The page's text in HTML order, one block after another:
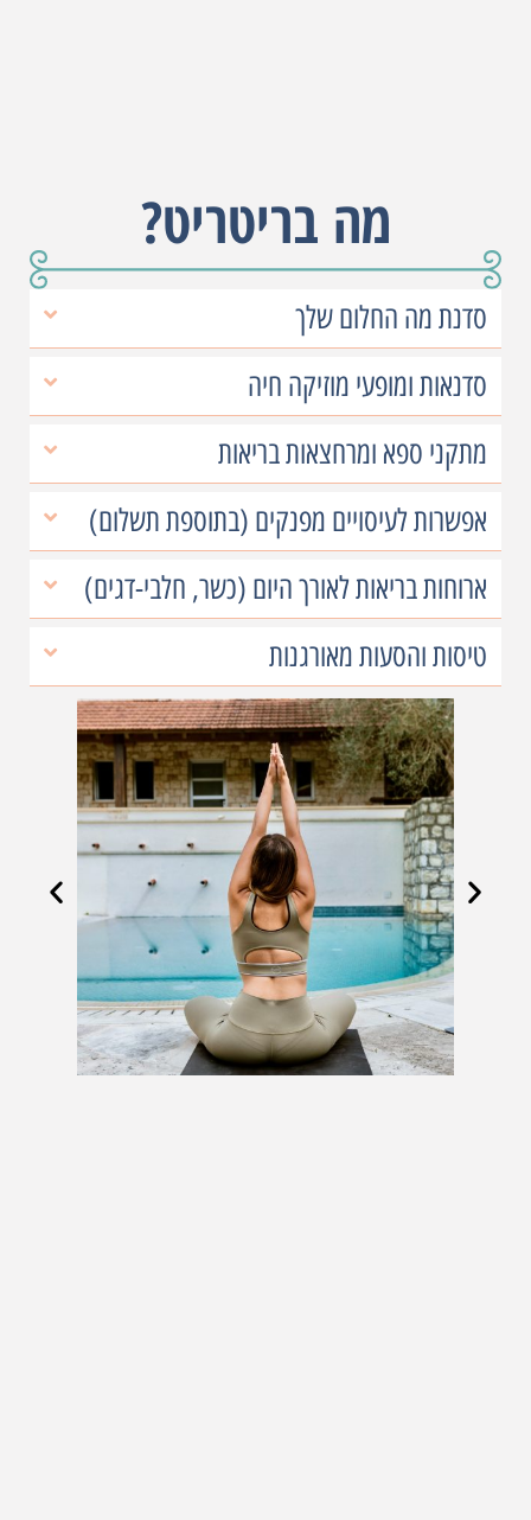
מה בריטריט?
סדנת מה החלום שלך
סדנאות ומופעי מוזיקה חיה
מתקני ספא ומרחצאות בריאות
אפשרות לעיסויים מפנקים (בתוספת תשלום)
ארוחות בריאות לאורך היום (כשר, חלבי-דגים)
טיסות והסעות מאורגנות